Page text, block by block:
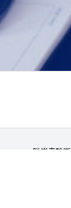
脱炭素診断